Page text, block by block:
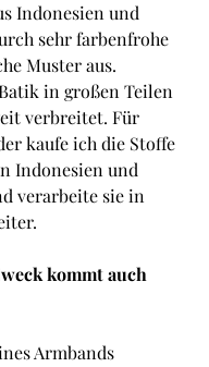
Indonesien und
sehr farbenfrohe
Muster aus.
in großen Teilen
verbreitet. Für
kaufe ich die Stoffe
Indonesien und
verarbeite sie in
kommt auch
Armbands